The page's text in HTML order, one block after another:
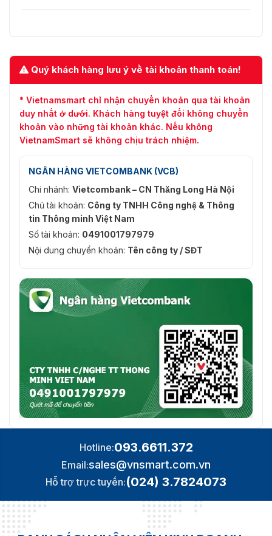
Quý khách hàng lưu ý về tài khoản thanh toán!
* Vietnamsmart chỉ nhận chuyển khoản qua tài khoản
duy nhất ở dưới. Khách hàng tuyệt đối không chuyển
khoản vào những tài khoản khác. Nếu không
VietnamSmart sẽ không chịu trách nhiệm.
NGÂN HÀNG VIETCOMBANK (VCB)
Chi nhánh: Vietcombank – CN Thăng Long Hà Nội
Chủ tài khoản: Công ty TNHH Công nghệ & Thông
tin Thông minh Việt Nam
Số tài khoản: 0491001797979
Nội dung chuyển khoản: Tên công ty / SĐT
Hotline:093.6611.372
Email:sales@vnsmart.com.vn
Hỗ trợ trực tuyến:(024) 3.7824073